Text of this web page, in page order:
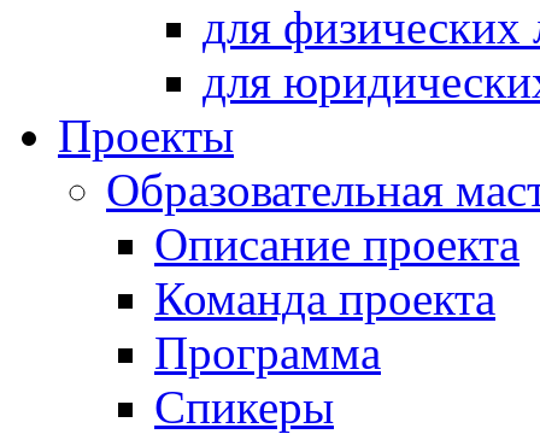
для физических
для
Проекты
Образовательная
Описание проекта
Команда проекта
Программа
Спикеры